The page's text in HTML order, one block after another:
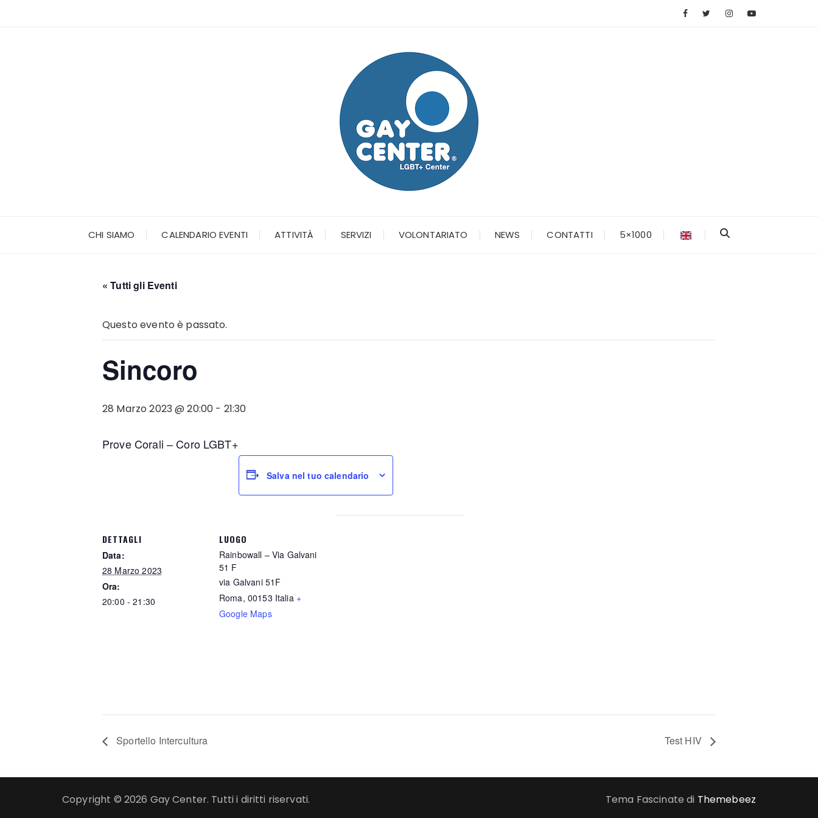
CHI SIAMO CALENDARIO EVENTI ATTIVITÀ SERVIZI VOLONTARIATO NEWS CONTATTI 5×1000
« Tutti gli Eventi
Questo evento è passato.
Sincoro
28 Marzo 2023 @ 20:00 - 21:30
Prove Corali – Coro LGBT+
Salva nel tuo calendario
DETTAGLI
Data:
28 Marzo 2023
Ora:
20:00 - 21:30
LUOGO
Rainbowall – Via Galvani
51 F
via Galvani 51F
Roma, 00153 Italia +
Google Maps
Sportello Intercultura Test HIV
Copyright © 2026 Gay Center. Tutti i diritti riservati. Tema Fascinate di Themebeez